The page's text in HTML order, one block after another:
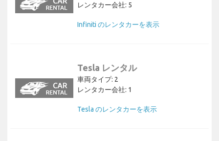
レンタカー会社: 5
Infiniti のレンタカーを表示
Tesla レンタル
車両タイプ: 2
レンタカー会社: 1
Tesla のレンタカーを表示